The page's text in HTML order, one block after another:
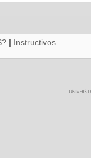
| Instructivos